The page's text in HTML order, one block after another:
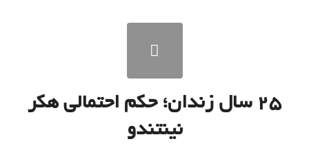
۲۵ سال زندان؛ حکم احتمالی هکر
نینتندو